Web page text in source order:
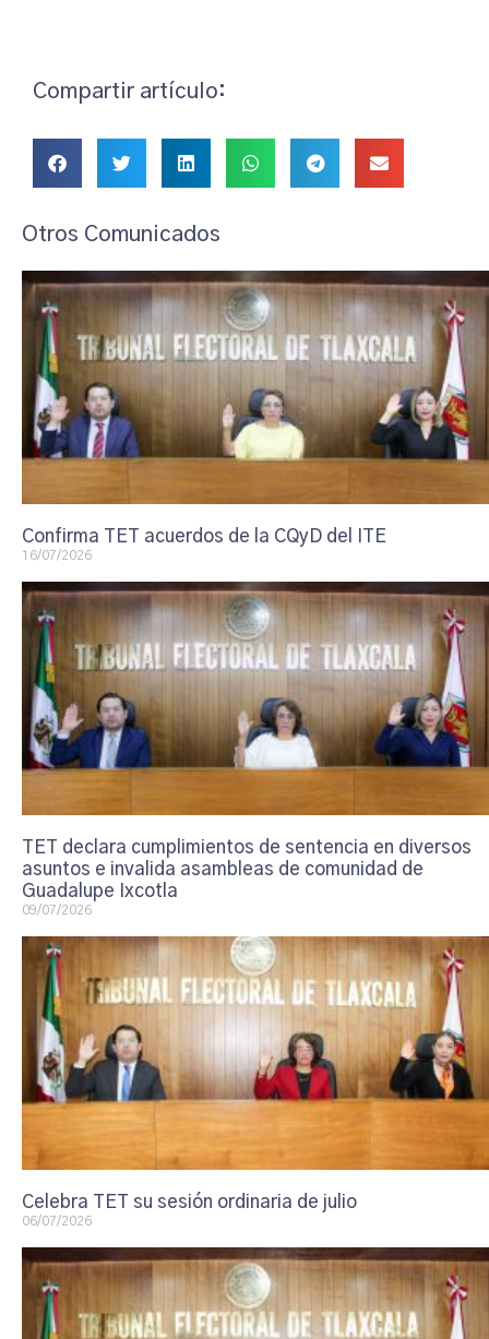
Compartir artículo:
Otros Comunicados
Confirma TET acuerdos de la CQyD del ITE
16/07/2026
TET declara cumplimientos de sentencia en diversos
asuntos e invalida asambleas de comunidad de
Guadalupe Ixcotla
09/07/2026
Celebra TET su sesión ordinaria de julio
06/07/2026